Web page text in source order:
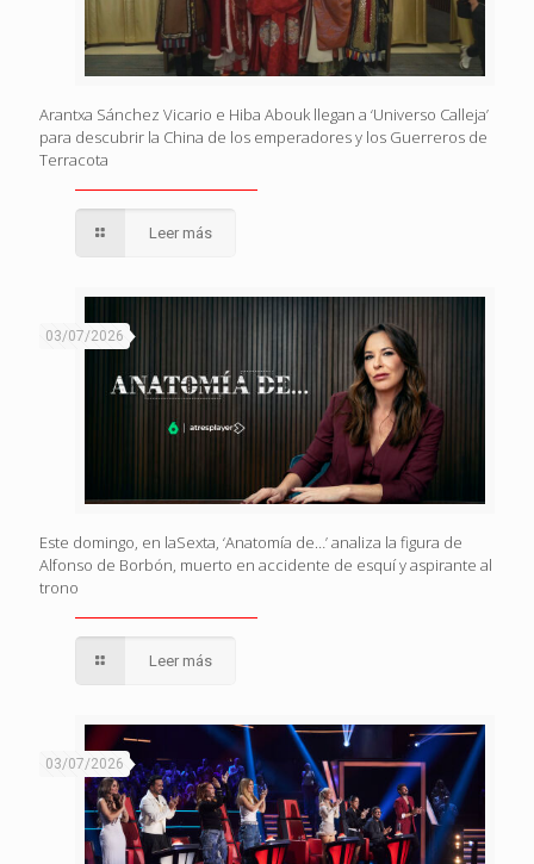
Arantxa Sánchez Vicario e Hiba Abouk llegan a ‘Universo Calleja’
para descubrir la China de los emperadores y los Guerreros de
Terracota
Leer más
03/07/2026
Este domingo, en laSexta, ‘Anatomía de…’ analiza la figura de
Alfonso de Borbón, muerto en accidente de esquí y aspirante al
trono
Leer más
03/07/2026